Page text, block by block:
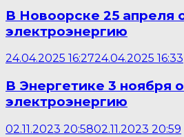
В Новоорске 25 апреля
электроэнергию
24.04.2025 16:2724.04.2025 16:33
В Энергетике 3 ноября
электроэнергию
02.11.2023 20:5802.11.2023 20:59